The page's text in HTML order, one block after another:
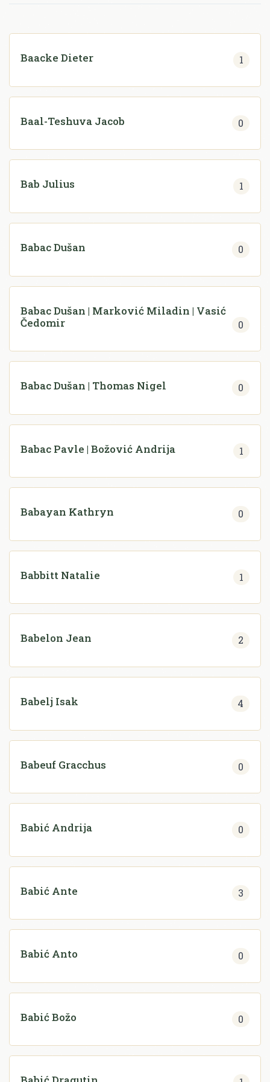
Baacke Dieter 1
Baal-Teshuva Jacob 0
Bab Julius 1
Babac Dušan 0
Babac Dušan | Marković Miladin | Vasić
Čedomir
0
Babac Dušan | Thomas Nigel 0
Babac Pavle | Božović Andrija 1
Babayan Kathryn 0
Babbitt Natalie 1
Babelon Jean 2
Babelj Isak 4
Babeuf Gracchus 0
Babić Andrija 0
Babić Ante 3
Babić Anto 0
Babić Božo 0